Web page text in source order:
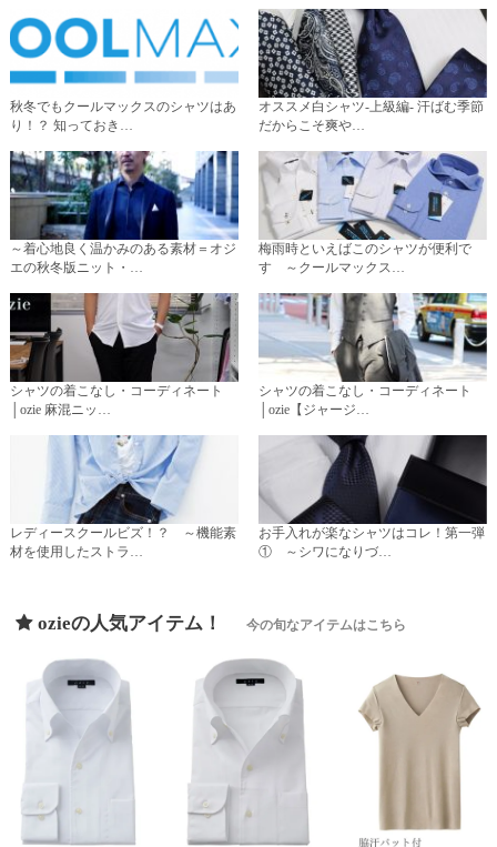
秋冬でもクールマックスのシャツはあ
り！？ 知っておき…
オススメ白シャツ-上級編- 汗ばむ季節
だからこそ爽や…
～着心地良く温かみのある素材＝オジ
エの秋冬版ニット・…
梅雨時といえばこのシャツが便利で
す ～クールマックス…
シャツの着こなし・コーディネート
│ozie 麻混ニッ…
シャツの着こなし・コーディネート
│ozie【ジャージ…
レディースクールビズ！？ ～機能素
材を使用したストラ…
お手入れが楽なシャツはコレ！第一弾
① ～シワになりづ…
ozieの人気アイテム！ 今の旬なアイテムはこちら